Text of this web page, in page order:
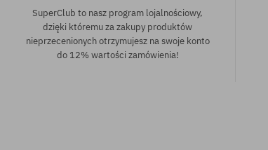
SuperClub to nasz program lojalnościowy,
dzięki któremu za zakupy produktów
nieprzecenionych otrzymujesz na swoje konto
do 12% wartości zamówienia!